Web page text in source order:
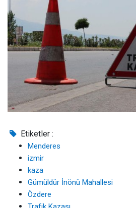
Etiketler :
Menderes
izmir
kaza
Gümüldür İnönü Mahallesi
Özdere